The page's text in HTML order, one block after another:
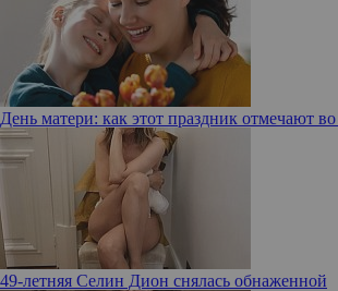
День матери: как этот праздник отмечают
49-летняя Селин Дион снялась обнаженной